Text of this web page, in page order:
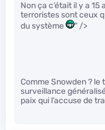
Non ça c’était il y a 15
terroristes sont ceux
du système
" />
Comme Snowden ?
surveillance
paix qui l’accuse de